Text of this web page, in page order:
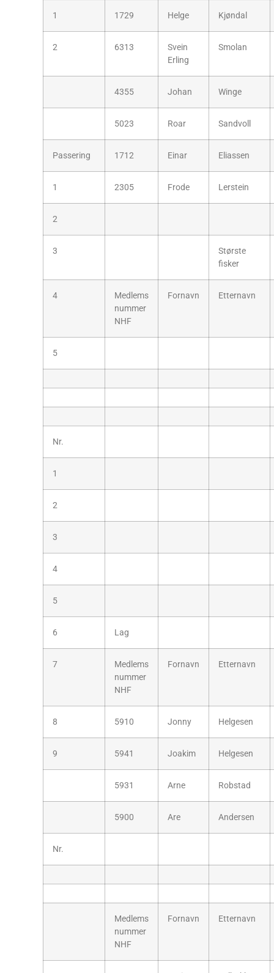
1 1729 Helge Kjøndal
2 6313
Svein
Erling
Smolan
4355 Johan Winge
5023 Roar Sandvoll
Passering 1712 Einar Eliassen
1 2305 Frode Lerstein
2
3
Største
fisker
4
Medlems
nummer
NHF
Fornavn Etternavn
5
Nr.
1
2
3
4
5
6 Lag
7
Medlems
nummer
NHF
Fornavn Etternavn
8 5910 Jonny Helgesen
9 5941 Joakim Helgesen
5931 Arne Robstad
5900 Are Andersen
Nr.
Medlems
nummer
NHF
Fornavn Etternavn